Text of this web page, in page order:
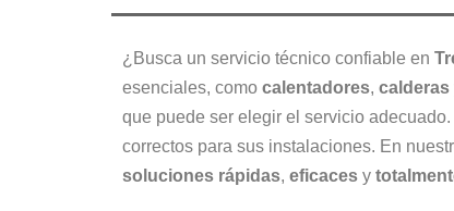
¿Busca un servicio técnico confiable en
esenciales, como calentadores, calderas
que puede ser elegir el servicio
correctos para sus instalaciones. En
soluciones rápidas, eficaces y